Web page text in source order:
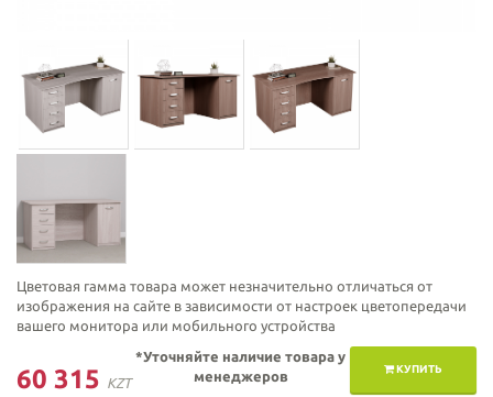
Цветовая гамма товара может незначительно отличаться от
изображения на сайте в зависимости от настроек цветопередачи
вашего монитора или мобильного устройства
60 315 KZT
КУПИТЬ
*Уточняйте наличие товара у
менеджеров